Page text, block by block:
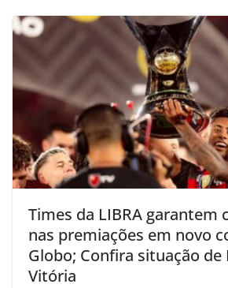
Times da LIBRA garantem
nas premiações em novo
Globo; Confira situação de
Vitória